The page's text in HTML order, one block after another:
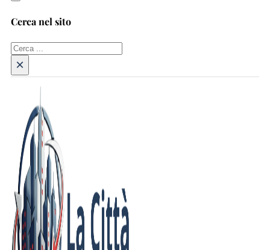
Cerca nel sito
Cerca
×